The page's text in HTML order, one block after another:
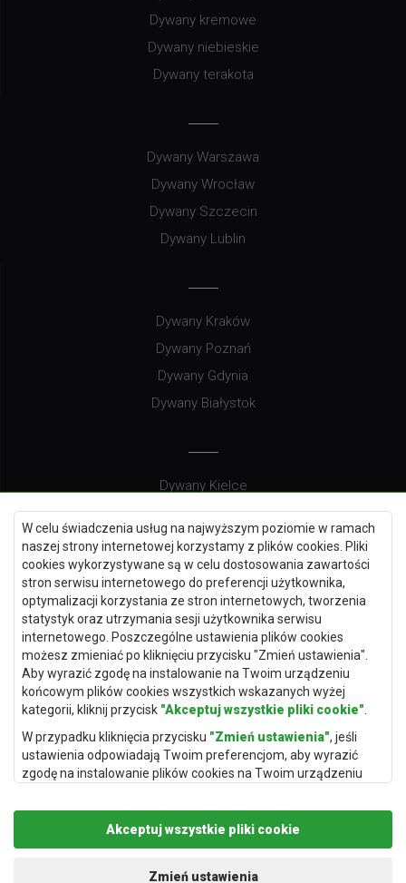
W celu świadczenia usług na najwyższym poziomie w ramach
naszej strony internetowej korzystamy z plików cookies. Pliki
cookies wykorzystywane są w celu dostosowania zawartości
stron serwisu internetowego do preferencji użytkownika,
optymalizacji korzystania ze stron internetowych, tworzenia
statystyk oraz utrzymania sesji użytkownika serwisu
internetowego. Poszczególne ustawienia plików cookies
możesz zmieniać po kliknięciu przycisku "Zmień ustawienia".
Aby wyrazić zgodę na instalowanie na Twoim urządzeniu
końcowym plików cookies wszystkich wskazanych wyżej
kategorii, kliknij przycisk "Akceptuj wszystkie pliki cookie"
W przypadku kliknięcia przycisku "Zmień ustawienia", jeśli
ustawienia odpowiadają Twoim preferencjom, aby wyrazić
zgodę na instalowanie plików cookies na Twoim urządzeniu
"Zapisz i zaakceptuj".
Podstawą przetwarzania danych osobowych, w zakresie w
administratora danych osobowych (Rugito Radosław Bartosik z
Akceptuj wszystkie pliki cookie
Zmień ustawienia
Dywany kremowe
Dywany niebieskie
Dywany terakota
Dywany Warszawa
Dywany Wrocław
Dywany Szczecin
Dywany Lublin
Dywany Kraków
Dywany Poznań
Dywany Gdynia
Dywany Białystok
Dywany Kielce
Dywany Gdańsk
Dywany Toruń
Dywany Bydgoszcz
Dywany Łódź
Dywany Katowice
Dywany Rzeszów
Dywany Częstochowa
Projekt i realizacja:dimax.pl